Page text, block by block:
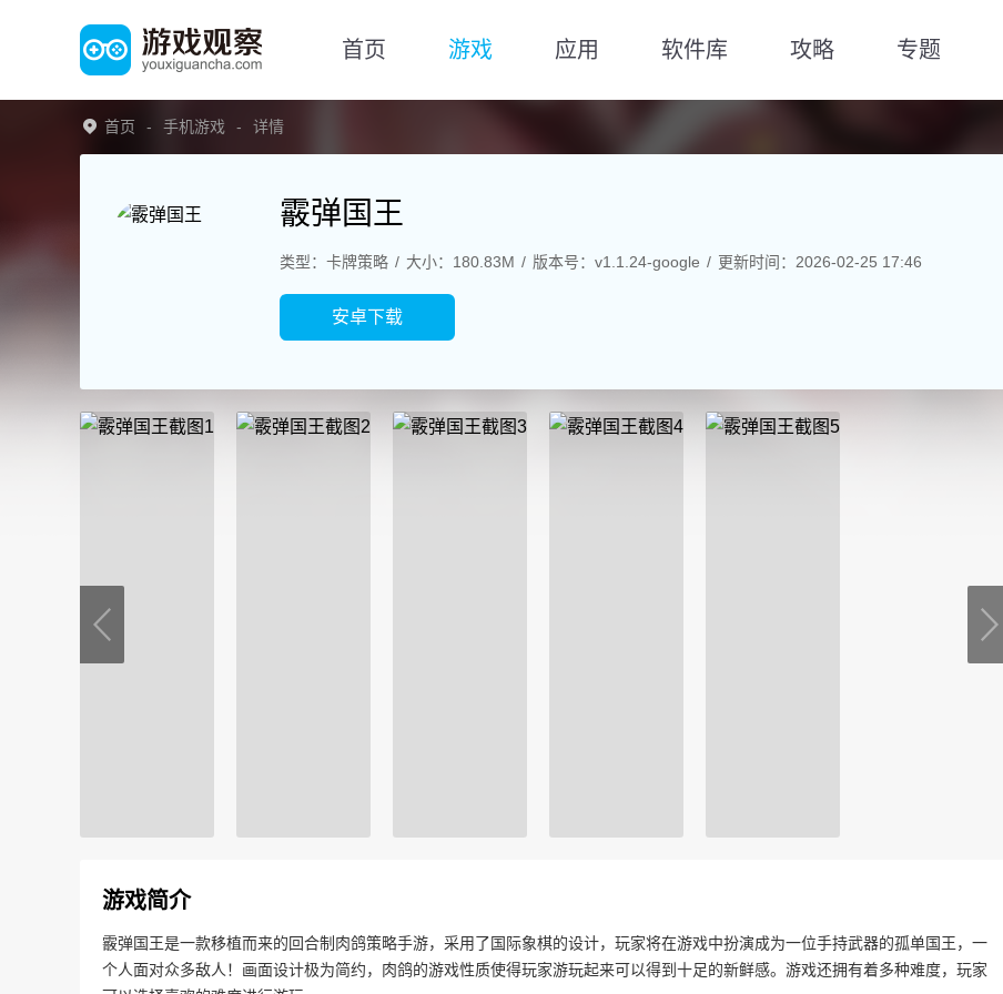
首页 游戏 应用 软件库 攻略 专题
首页 手机游戏 详情
霰弹国王
类型：卡牌策略 大小：180.83M 版本号：v1.1.24-google 更新时间：2026-02-25 17:46
安卓下载
游戏简介
霰弹国王是一款移植而来的回合制肉鸽策略手游，采用了国际象棋的设计，玩家将在游戏中扮演成为一位手持武器的孤单国王，一
个人面对众多敌人！画面设计极为简约，肉鸽的游戏性质使得玩家游玩起来可以得到十足的新鲜感。游戏还拥有着多种难度，玩家